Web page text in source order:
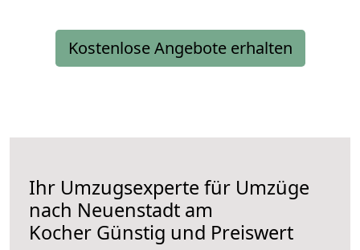
Kostenlose Angebote erhalten
Ihr Umzugsexperte für Umzüge
nach Neuenstadt am
Kocher Günstig und Preiswert